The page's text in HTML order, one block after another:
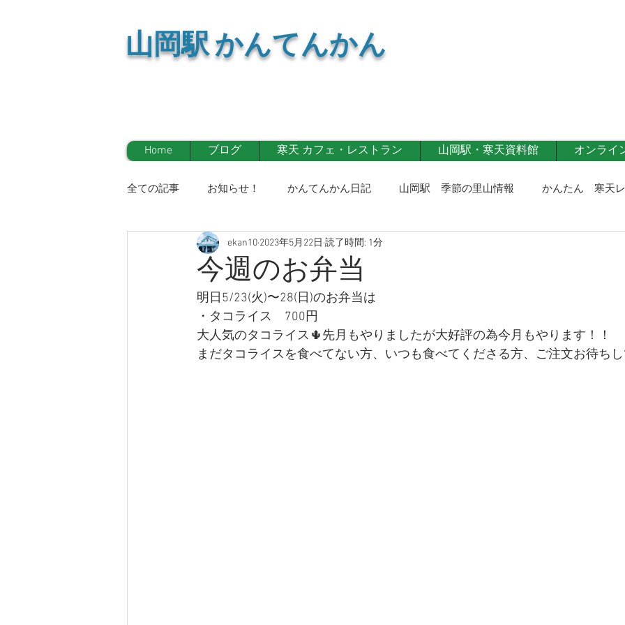
山岡駅 かんてんかん
Home ブログ 寒天 カフェ・レストラン 山岡駅・寒天資料館 オンライ
全ての記事 お知らせ！ かんてんかん日記 山岡駅 季節の里山情報 かんたん 寒天
イベント情報！ マスコミ 寒天商品
お知らせ！ かんてんかん日記！ イベント情報
今週のお弁当
ekan10 2023年5月22日 読了時間: 1分
明日5/23(火)〜28(日)のお弁当は
・タコライス　700円
大人気のタコライス🌵先月もやりましたが大好評の為今月もやります！！
まだタコライスを食べてない方、いつも食べてくださる方、ご注文お待ち